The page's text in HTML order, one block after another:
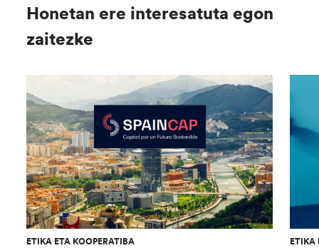
Honetan ere interesatuta egon
zaitezke
ETIKA ETA KOOPERATIBA ETIKA